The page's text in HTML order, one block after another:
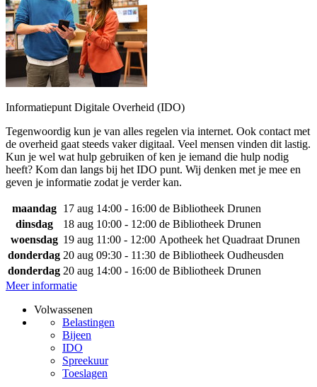
Informatiepunt Digitale Overheid (IDO)
Tegenwoordig kun je van alles regelen via internet. Ook contact met
de overheid gaat steeds vaker digitaal. Veel mensen vinden dit lastig.
Kun je wel wat hulp gebruiken of ken je iemand die hulp nodig
heeft? Kom dan langs bij het IDO punt. Wij denken met je mee en
geven je informatie zodat je verder kan.
maandag 17 aug 14:00 - 16:00 de Bibliotheek Drunen
dinsdag
18 aug 10:00 - 12:00 de Bibliotheek Drunen
woensdag 19 aug 11:00 - 12:00 Apotheek het Quadraat Drunen
donderdag 20 aug 09:30 - 11:30 de Bibliotheek Oudheusden
donderdag 20 aug 14:00 - 16:00 de Bibliotheek Drunen
Meer informatie
Volwassenen
Belastingen
Bijeen
IDO
Spreekuur
Toeslagen